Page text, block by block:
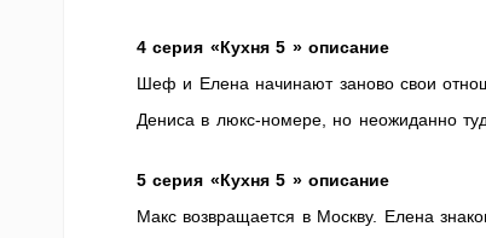
4 серия «Кухня 5 » описание
Шеф и Елена начинают заново свои
Дениса в люкс-номере, но неожиданно
5 серия «Кухня 5 » описание
Макс возвращается в Москву. Елена